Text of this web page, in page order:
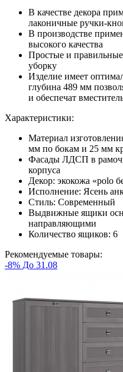
В качестве декора
лаконичные ручки-
В производстве
высокого качества
Простые и
уборку
Изделие имеет
глубина 489 мм
и обеспечат
Характеристики:
Материал
мм по бокам и 25 мм
Фасады ЛДСП в
корпуса
Декор: экокожа «polo
Исполнение: Ясень
Стиль: Современный
Выдвижные ящики
направляющими
Количество ящиков: 6
Рекомендуемые товары:
-8% До 31.08